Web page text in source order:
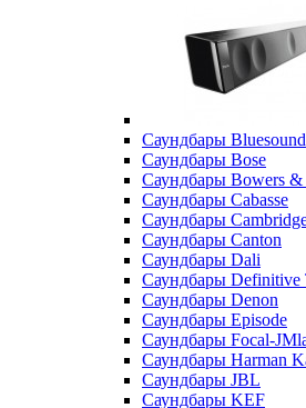
Саундбары Bluesound
Саундбары Bose
Саундбары Bowers
Саундбары Cabasse
Саундбары
Саундбары Canton
Саундбары Dali
Саундбары Definitive
Саундбары Denon
Саундбары Episode
Саундбары Focal-
Саундбары Harman
Саундбары JBL
Саундбары KEF